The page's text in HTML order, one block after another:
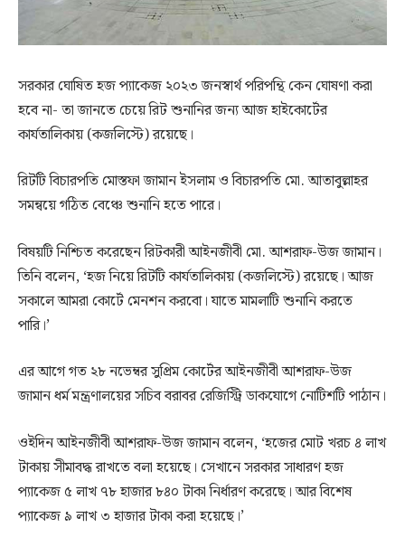
সরকার ঘোষিত হজ প্যাকেজ ২০২৩ জনস্বার্থ পরিপন্থি কেন ঘোষণা করা
হবে না- তা জানতে চেয়ে রিট শুনানির জন্য আজ হাইকোর্টের
কার্যতালিকায় (কজলিস্টে) রয়েছে।
রিটটি বিচারপতি মোস্তফা জামান ইসলাম ও বিচারপতি মো. আতাবুল্লাহর
সমন্বয়ে গঠিত বেঞ্চে শুনানি হতে পারে।
বিষয়টি নিশ্চিত করেছেন রিটকারী আইনজীবী মো. আশরাফ-উজ জামান।
তিনি বলেন, ‘হজ নিয়ে রিটটি কার্যতালিকায় (কজলিস্টে) রয়েছে। আজ
সকালে আমরা কোর্টে মেনশন করবো। যাতে মামলাটি শুনানি করতে
পারি।’
এর আগে গত ২৮ নভেম্বর সুপ্রিম কোর্টের আইনজীবী আশরাফ-উজ
জামান ধর্ম মন্ত্রণালয়ের সচিব বরাবর রেজিস্ট্রি ডাকযোগে নোটিশটি পাঠান।
ওইদিন আইনজীবী আশরাফ-উজ জামান বলেন, ‘হজের মোট খরচ ৪ লাখ
টাকায় সীমাবদ্ধ রাখতে বলা হয়েছে। সেখানে সরকার সাধারণ হজ
প্যাকেজ ৫ লাখ ৭৮ হাজার ৮৪০ টাকা নির্ধারণ করেছে। আর বিশেষ
প্যাকেজ ৯ লাখ ৩ হাজার টাকা করা হয়েছে।’